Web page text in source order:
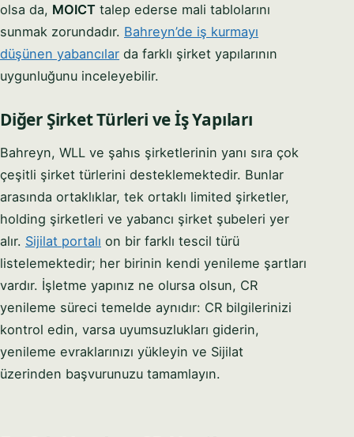
olsa da, MOICT talep ederse mali tablolarını
sunmak zorundadır. Bahreyn’de iş kurmayı
düşünen yabancılar da farklı şirket yapılarının
uygunluğunu inceleyebilir.
Diğer Şirket Türleri ve İş Yapıları
Bahreyn, WLL ve şahıs şirketlerinin yanı sıra çok
çeşitli şirket türlerini desteklemektedir. Bunlar
arasında ortaklıklar, tek ortaklı limited şirketler,
holding şirketleri ve yabancı şirket şubeleri yer
alır. Sijilat portalı on bir farklı tescil türü
listelemektedir; her birinin kendi yenileme şartları
vardır. İşletme yapınız ne olursa olsun, CR
yenileme süreci temelde aynıdır: CR bilgilerinizi
kontrol edin, varsa uyumsuzlukları giderin,
yenileme evraklarınızı yükleyin ve Sijilat
üzerinden başvurunuzu tamamlayın.